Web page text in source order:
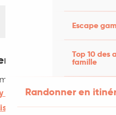
Escape
Top 10 des
famille
Randonner en
ferme
Murat, 46000 Cahors
rendre
en train !